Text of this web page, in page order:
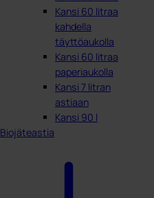
Kansi 60 litraa
kahdella
täyttöaukolla
Kansi 60 litraa
paperiaukolla
Kansi 7 litran
astiaan
Kansi 90 l
Biojäteastia